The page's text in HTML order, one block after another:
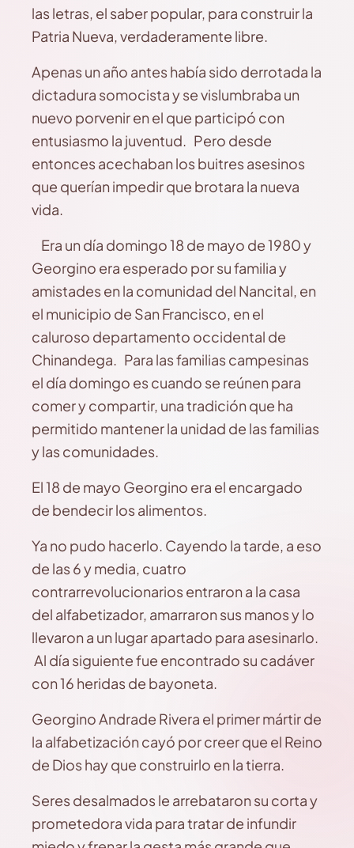
las letras, el saber popular, para construir la
Patria Nueva, verdaderamente libre.
Apenas un año antes había sido derrotada la
dictadura somocista y se vislumbraba un
nuevo porvenir en el que participó con
entusiasmo la juventud. Pero desde
entonces acechaban los buitres asesinos
que querían impedir que brotara la nueva
vida.
Era un día domingo 18 de mayo de 1980 y
Georgino era esperado por su familia y
amistades en la comunidad del Nancital, en
el municipio de San Francisco, en el
caluroso departamento occidental de
Chinandega. Para las familias campesinas
el día domingo es cuando se reúnen para
comer y compartir, una tradición que ha
permitido mantener la unidad de las familias
y las comunidades.
El 18 de mayo Georgino era el encargado
de bendecir los alimentos.
Ya no pudo hacerlo. Cayendo la tarde, a eso
de las 6 y media, cuatro
contrarrevolucionarios entraron a la casa
del alfabetizador, amarraron sus manos y lo
llevaron a un lugar apartado para asesinarlo.
Al día siguiente fue encontrado su cadáver
con 16 heridas de bayoneta.
Georgino Andrade Rivera el primer mártir de
la alfabetización cayó por creer que el Reino
de Dios hay que construirlo en la tierra.
Seres desalmados le arrebataron su corta y
prometedora vida para tratar de infundir